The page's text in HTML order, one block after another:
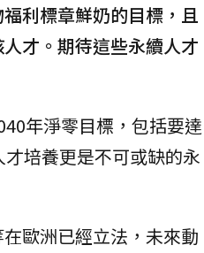
利標章鮮奶的目標，且
才。期待這些永續人才
年淨零目標，包括要達
培養更是不可或缺的永
歐洲已經立法，未來動